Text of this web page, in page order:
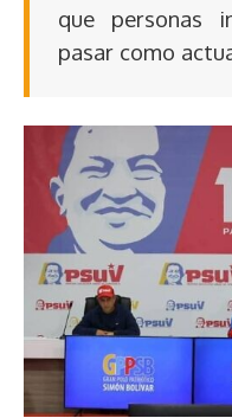
que personas
pasar como